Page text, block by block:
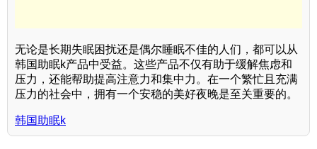
无论是长期失眠困扰还是偶尔睡眠不佳的人们，都可以从
韩国助眠k产品中受益。这些产品不仅有助于缓解焦虑和
压力，还能帮助提高注意力和集中力。在一个繁忙且充满
压力的社会中，拥有一个安稳的美好夜晚是至关重要的。
韩国助眠k